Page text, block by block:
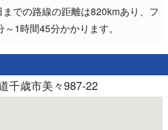
での路線の距離は820kmあり、フ
1時間45分かかります。
千歳市美々987-22